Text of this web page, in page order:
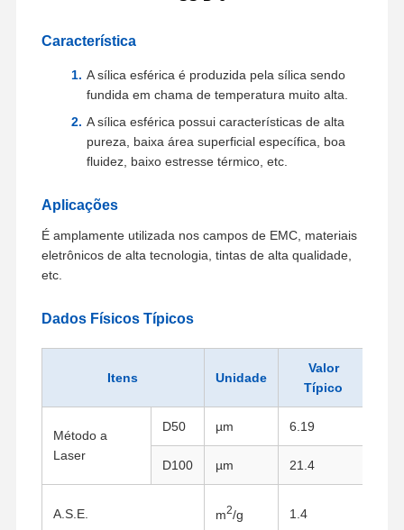
Característica
A sílica esférica é produzida pela sílica sendo
fundida em chama de temperatura muito alta.
A sílica esférica possui características de alta
pureza, baixa área superficial específica, boa
fluidez, baixo estresse térmico, etc.
Aplicações
É amplamente utilizada nos campos de EMC, materiais
eletrônicos de alta tecnologia, tintas de alta qualidade,
etc.
Dados Físicos Típicos
Itens Unidade
Valor
Típico
Método a
Laser
D50 µm
6.19
D100
µm 21.4
A.S.E. m2/g 1.4